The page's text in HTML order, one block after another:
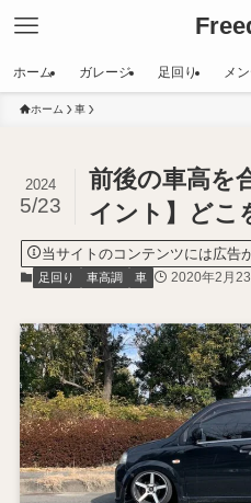
ホーム ガレージ 足回り メ
ホーム 車
前後の車高を
イント】どこ
2024
5/23
当サイトのコンテンツには広告
足回り 車高調 車 2020年2月